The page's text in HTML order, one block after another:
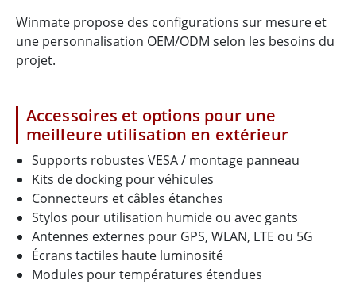
Winmate propose des configurations sur mesure et
une personnalisation OEM/ODM selon les besoins du
projet.
Accessoires et options pour une
meilleure utilisation en extérieur
Supports robustes VESA / montage panneau
Kits de docking pour véhicules
Connecteurs et câbles étanches
Stylos pour utilisation humide ou avec gants
Antennes externes pour GPS, WLAN, LTE ou 5G
Écrans tactiles haute luminosité
Modules pour températures étendues